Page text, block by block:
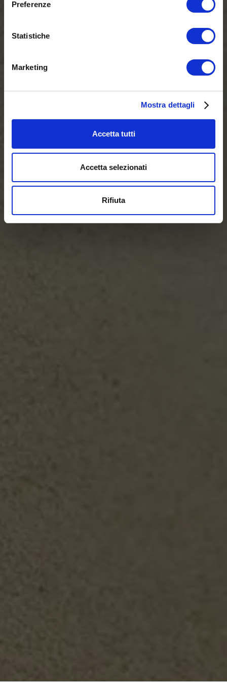
Preferenze
Statistiche
Marketing
Mostra dettagli
Accetta tutti
Accetta selezionati
Rifiuta